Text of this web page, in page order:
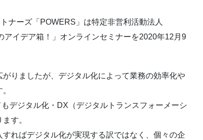
ナーズ「POWERS」は特定非営利活動法人
アイデア箱！」オンラインセミナーを2020年12月9
りましたが、デジタル化によって業務の効率化や
デジタル化・DX（デジタルトランスフォーメーシ
す。
ればデジタル化が実現する訳ではなく、個々の企